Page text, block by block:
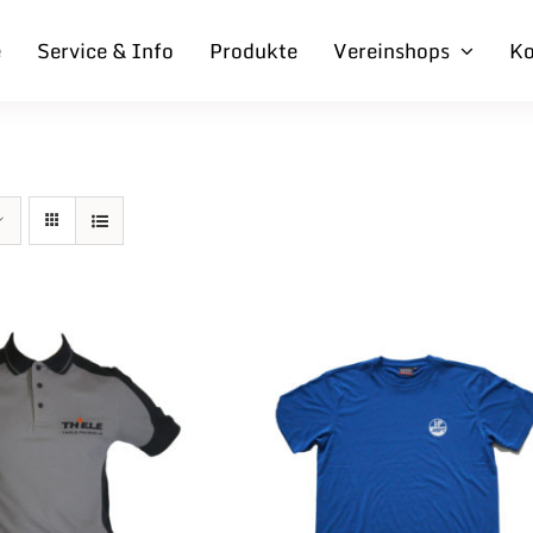
Service & Info Produkte Vereinshops